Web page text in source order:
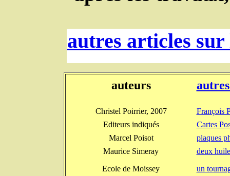
autres articles
auteurs
Christel Poirrier, 2007
François
Editeurs indiqués
Cartes
Marcel Poisot
plaques
Maurice Simeray
deux
Ecole de Moissey
un